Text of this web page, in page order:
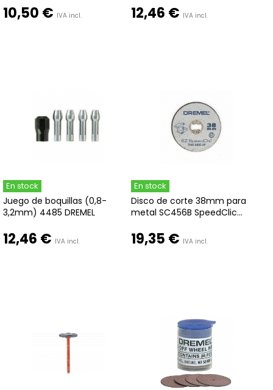
10,50 € IVA incl. 12,46 € IVA incl.
En stock
Juego de boquillas (0,8-
3,2mm) 4485 DREMEL
12,46 € IVA incl.
En stock
Disco de corte 38mm para
metal SC456B SpeedClic...
19,35 € IVA incl.